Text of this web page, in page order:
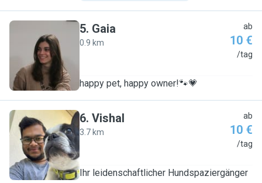
G
5. Gaia
0.9 km
ab
10 €
/tag
happy pet, happy owner!🐾💗
V
6. Vishal
3.7 km
ab
10 €
/tag
Ihr leidenschaftlicher Hundspaziergänger